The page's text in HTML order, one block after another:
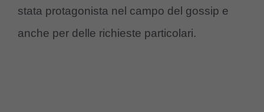
stata protagonista nel campo del gossip e
anche per delle richieste particolari.